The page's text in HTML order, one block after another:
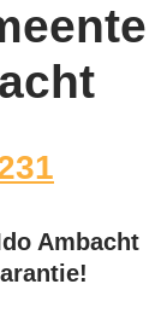
Ambacht